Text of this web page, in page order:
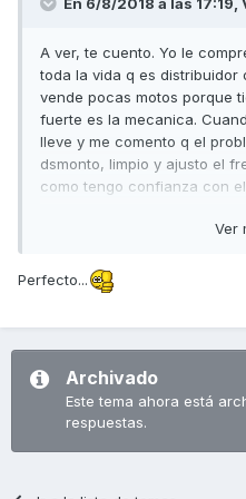
En 6/8/2018 a las 17:19,
A ver, te cuento. Yo le
toda la vida q es distribuidor
vende pocas motos porque
fuerte es la mecanica.
lleve y me comento q el
dsmonto, limpio y ajusto el
como tengo confianza con
puerta el mecanico me dijo
mecanico q queria ver la
aunque frena de escandalo
el problema se me a
Kymco, ni cuales trae de
Ver
Perfecto...
Archivado
Este tema ahora está
respuestas.